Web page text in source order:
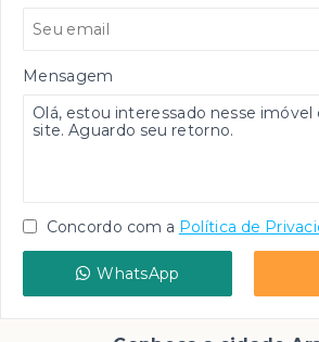
Mensagem
Concordo com a Política de
WhatsApp